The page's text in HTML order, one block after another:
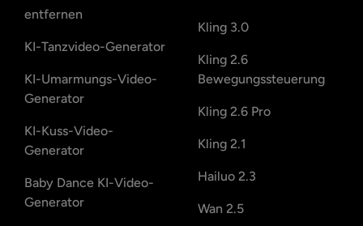
entfernen
KI-Tanzvideo-Generator
KI-Umarmungs-Video-
Generator
KI-Kuss-Video-
Generator
Baby Dance KI-Video-
Generator
Kling 3.0
Kling 2.6
Bewegungssteuerung
Kling 2.6 Pro
Kling 2.1
Hailuo 2.3
Wan 2.5